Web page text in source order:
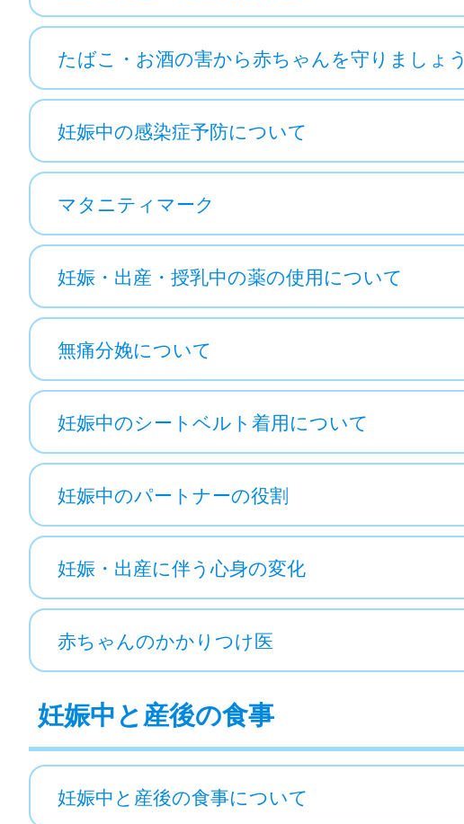
たばこ・お酒の害から赤ちゃんを守りましょう
妊娠中の感染症予防について
マタニティマーク
妊娠・出産・授乳中の薬の使用について
無痛分娩について
妊娠中のシートベルト着用について
妊娠中のパートナーの役割
妊娠・出産に伴う心身の変化
赤ちゃんのかかりつけ医
妊娠中と産後の食事
妊娠中と産後の食事について